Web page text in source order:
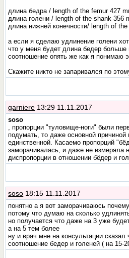
длина бедра / length of the femur 427
длина голени / length of the shank 356
длина нижней конечности/ length of
а если я сделаю удлинение голени
что у меня будет длина бедер больше
соотношение опять же как я понимаю
Скажите никто не запаривался по
garniere 13:29 11.11.2017
soso
, пропорции "туловище-ноги" были
подумать, то даже основной причиной
единственной. Касаемо пропорций
заморачивалась, и даже не измеряла
диспропорции в отношении бёдер и
soso 18:15 11.11.2017
понятно а я вот заморачиваюсь
потому что думаю на сколько
но получается что даже на 3 уже
а на 5 тем более
ну и врач мне на консультации сказал
соотношение бедер и голеней ( на 15-